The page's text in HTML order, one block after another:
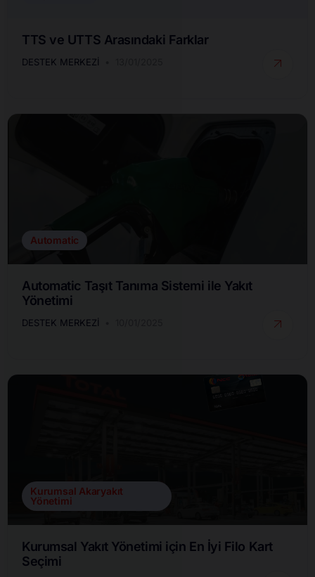
TTS ve UTTS Arasındaki Farklar
DESTEK MERKEZI
Automatic
Automatic Taşıt Tanıma Sistemi ile Yakıt
Yönetimi
DESTEK MERKEZI
Kurumsal Akaryakıt
Yönetimi
Kurumsal Yakıt Yönetimi için En İyi Filo Kart
Seçimi